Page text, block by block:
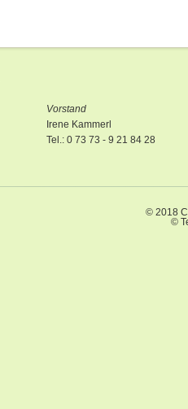
Vorstand
Irene Kammerl
Tel.: 0 73 73 - 9 21 84 28
© 2018
©